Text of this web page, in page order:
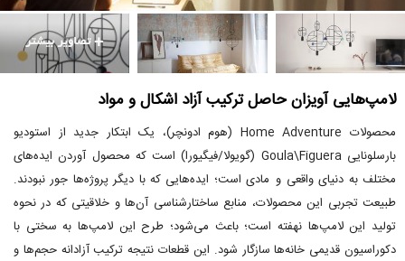
لامپ‌هایی آویزان حاصل ترکیب آزاد اشکال و مواد
محصولات Home Adventure (هوم ادونچر)، یک ابتکار جدید از استودیو
بارسلونایی Goula\Figuera (گویولا/فیگیورا) است که محصول آوردن ایده‌های
مختلف به دنیای واقعی و مادی است؛ ایده‌هایی که با دیگر پروژه‌ها جور نبودند.
طبیعت تجربی این محصولات، منابع ساختارشناسی آن‌ها و خلاقیتی که در نحوه
تولید این لامپ‌ها نهفته است؛ باعث می‌شود؛ طرح این لامپ‌ها به سختی با
دکوراسیون قدیمی خانه‌ها سازگار شود. این قطعات نتیجه ترکیب آزادانه حجم‌ها و